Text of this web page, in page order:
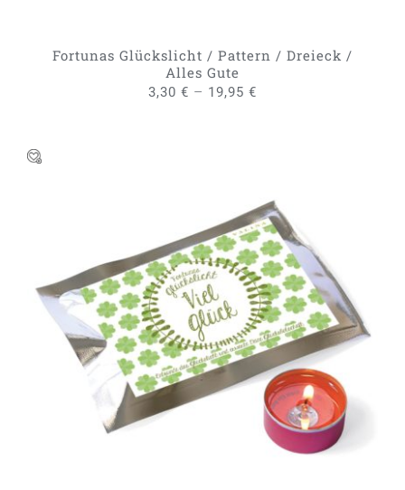
GEWÄHLT
Fortunas Glückslicht / Pattern / Dreieck /
Alles Gute
3,30 € – 19,95 €
AUSFÜHRUNG WÄHLEN DIESES
PRODUKT
WEIST
MEHRERE
VARIANTEN
AUF.
DIE
OPTIONEN
KÖNNEN
/
DETAILS